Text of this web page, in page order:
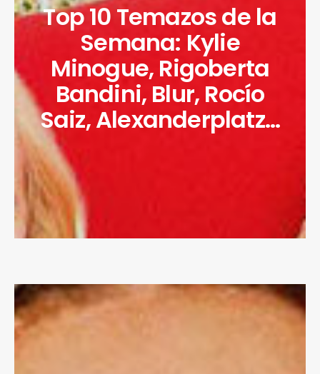
Top 10 Temazos de la
Semana: Kylie
Minogue, Rigoberta
Bandini, Blur, Rocío
Saiz, Alexanderplatz…